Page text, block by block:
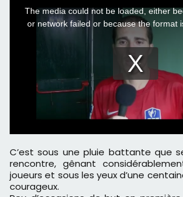
C’est sous une pluie battante que se déroulait cette
rencontre, gênant
joueurs et sous les yeux d’une
courageux.